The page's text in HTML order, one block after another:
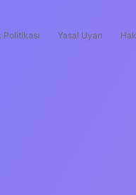
Yasal Uyarı